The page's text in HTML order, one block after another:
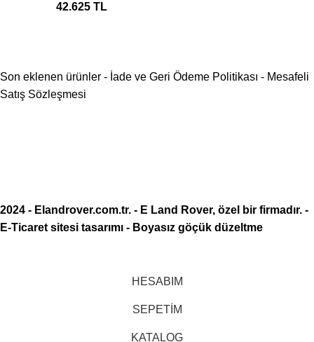
42.625 TL
Son eklenen ürünler - İade ve Geri Ödeme Politikası - Mesafeli
Satış Sözleşmesi
2024 - Elandrover.com.tr. - E Land Rover, özel bir firmadır. -
E-Ticaret sitesi tasarımı - Boyasız göçük düzeltme
HESABIM
SEPETİM
KATALOG